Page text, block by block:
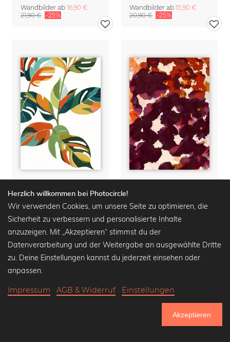
Wandbilder ab 16,90 €
21,90 € -25%
Wandbilder ab 15,90 €
20,90 € -25%
Botanical Celebration Of Color
Wandbilder ab16,90 €
Wandbilder ab15,90 €
Herzlich willkommen bei Photocircle!
Wir verwenden Cookies, um unsere Seite zu optimieren, die
Sicherheit zu verbessern und personalisierte Inhalte
anzuzeigen. Mit „Akzeptieren“ stimmst du der
Datenverarbeitung und der Weitergabe an ausgewählte Dritte
zu. Deine Einstellungen kannst du jederzeit einsehen oder
anpassen.
Impressum AGB & Widerruf Einstellungen
Akzeptieren